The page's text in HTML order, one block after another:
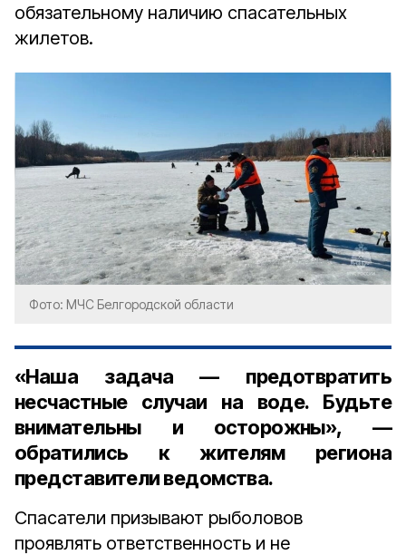
обязательному наличию спасательных
жилетов.
Фото: МЧС Белгородской области
«Наша задача — предотвратить
несчастные случаи на воде. Будьте
внимательны и осторожны», —
обратились к жителям региона
представители ведомства.
Спасатели призывают рыболовов
проявлять ответственность и не